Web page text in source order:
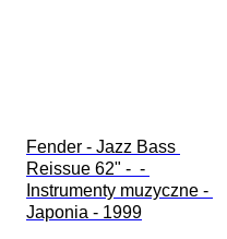
Fender - Jazz Bass
Reissue 62" -  -
Instrumenty muzyczne -
Japonia - 1999